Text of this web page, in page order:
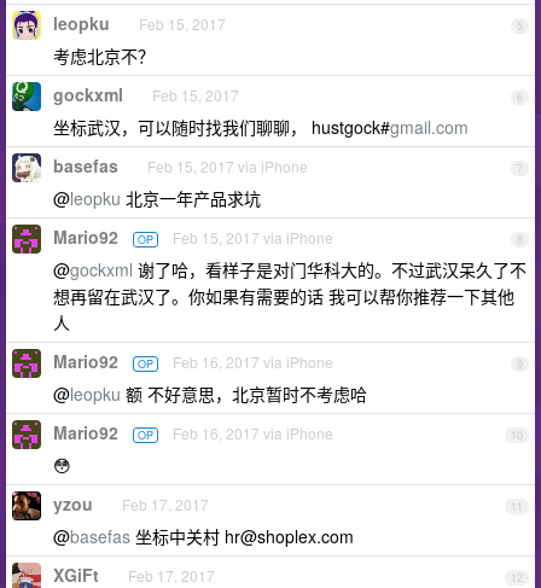
5
leopku Feb 15, 2017
考虑北京不？
6
gockxml Feb 15, 2017
坐标武汉，可以随时找我们聊聊， hustgock#gmail.com
7
basefas Feb 15, 2017 via iPhone
@leopku 北京一年产品求坑
8
Mario92 OP Feb 15, 2017 via iPhone
@gockxml 谢了哈，看样子是对门华科大的。不过武汉呆久了不
想再留在武汉了。你如果有需要的话 我可以帮你推荐一下其他
人
9
Mario92 OP Feb 16, 2017 via iPhone
@leopku 额 不好意思，北京暂时不考虑哈
10
Mario92 OP Feb 16, 2017 via iPhone
😳
11
yzou Feb 17, 2017
@basefas 坐标中关村 hr@shoplex.com
12
XGiFt Feb 17, 2017